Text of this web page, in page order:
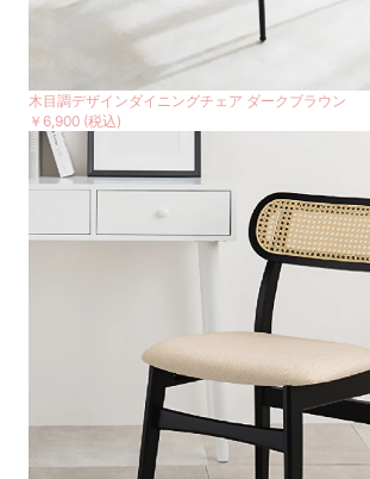
木目調デザインダイニングチェア ダークブラウン
￥6,900 (税込)